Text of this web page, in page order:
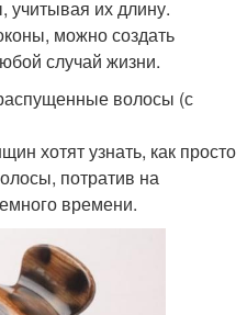
учитывая их длину.
можно создать
случай жизни.
волосы (с
хотят узнать, как просто
потратив на
времени.